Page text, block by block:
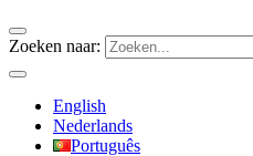
Zoeken naar:
English
Nederlands
Português